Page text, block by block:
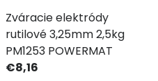
Zváracie elektródy
rutilové 3,25mm 2,5kg
PM1253 POWERMAT
€8,16